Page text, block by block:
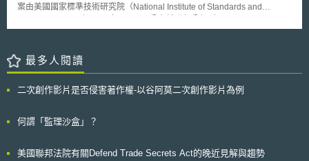
案由美國國家標準技術研究院（National Institute of Standards and
Register），旨在訂立政府機關發動《拜杜法》（Bayh-Dole Act）第203條
致性。根據草案內容，當受政府補助之研發成果若經商業運用後被以「不合
理價格」販售，而未滿足民眾健康與安全需求時，提供補助之政府機關應適
被美國各界質疑係為達成拜登政府打擊藥價之政策目的，亦即透過擴大、強
價格。 FTC於意見書中亦對此爭議提出看法，認為美國人民就處方藥須支付
患，尤其製藥公司恐為了保護其藥品專利，因此擴大申請專利權範圍導致專
最多人閱讀
二次創作影片是否侵害著作權-以谷阿莫二次創作影片為例
何謂「監理沙盒」？
美國聯邦法院有關Defend Trade Secrets Act的晚近見解與趨勢